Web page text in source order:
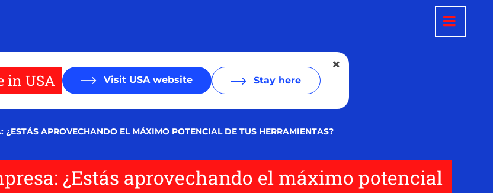
in USA Visit USA website Stay here
¿ESTÁS APROVECHANDO EL MÁXIMO POTENCIAL DE TUS HERRAMIENTAS?
¿Estás aprovechando el máximo potencial